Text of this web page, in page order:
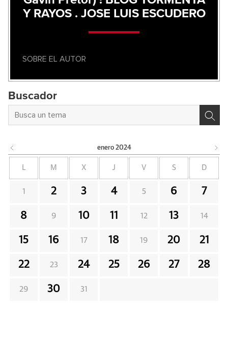
Y RAYOS . JOSE LUIS ESCUDERO
SOBRE EL AUTOR
Buscador
enero 2024
L M X J V S D
1 2 3 4 5 6 7
8 9 10 11 12 13 14
15 16 17 18 19 20 21
22 23 24 25 26 27 28
29 30 31